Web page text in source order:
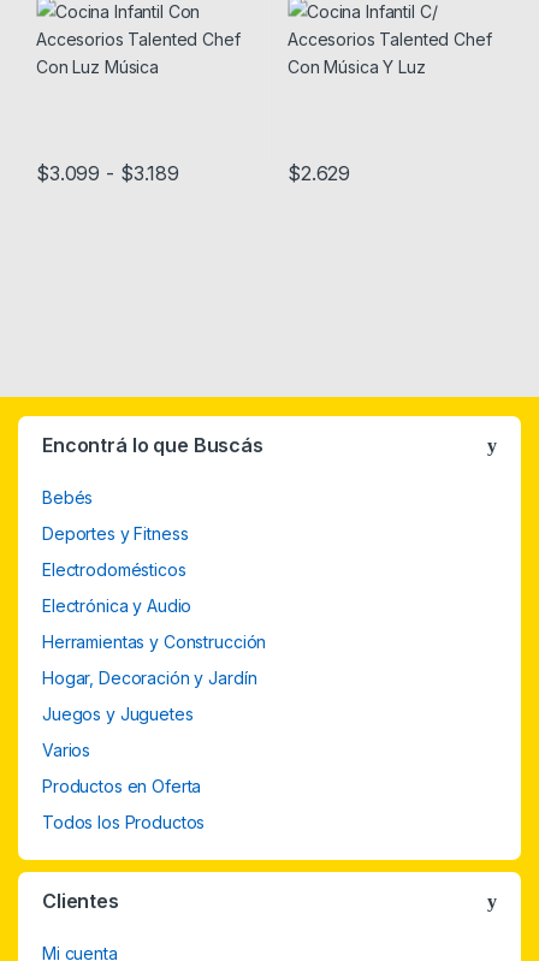
$3.099 - $3.189Rango de precios: desde $3.099 hasta
$2.629
Encontrá lo que Buscás
Bebés
Deportes y Fitness
Electrodomésticos
Electrónica y Audio
Herramientas y Construcción
Hogar, Decoración y Jardín
Juegos y Juguetes
Varios
Productos en Oferta
Todos los Productos
Clientes
Mi cuenta